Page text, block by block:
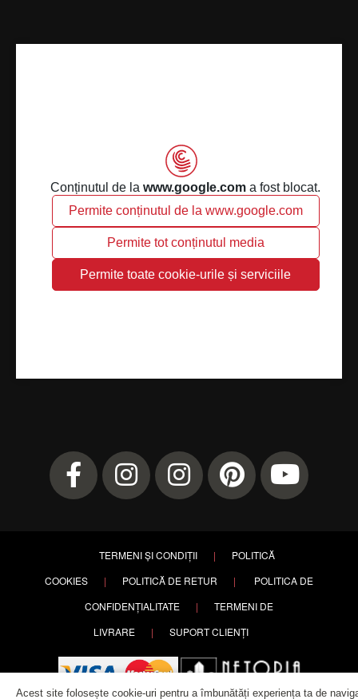
TERMENI ȘI CONDIȚII |
POLITICĂ
COOKIES
| POLITICĂ DE RETUR |
POLITICA DE
CONFIDENȚIALITATE
|
TERMENI DE
LIVRARE
| SUPORT CLIENȚI
Acest site folosește cookie-uri pentru a îmbunătăți experiența ta de